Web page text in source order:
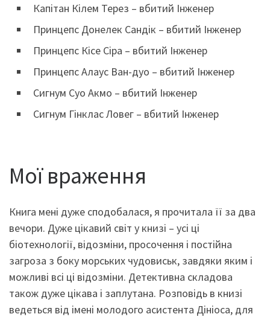
Капітан Кілем Терез – вбитий Інженер
Принцепс Донелек Сандік – вбитий Інженер
Принцепс Кісе Сіра – вбитий Інженер
Принцепс Алаус Ван-дуо – вбитий Інженер
Сигнум Суо Акмо – вбитий Інженер
Сигнум Гінклас Ловег – вбитий Інженер
Мої враження
Книга мені дуже сподобалася, я прочитала її за два
вечори. Дуже цікавий світ у книзі – усі ці
біотехнології, відозміни, просочення і постійна
загроза з боку морських чудовиськ, завдяки яким і
можливі всі ці відозміни. Детективна складова
також дуже цікава і заплутана. Розповідь в книзі
ведеться від імені молодого асистента Дініоса, для